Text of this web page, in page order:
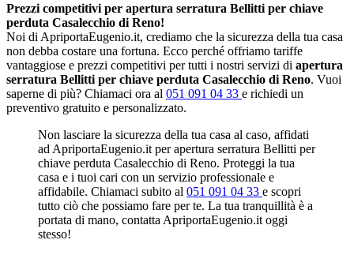
Prezzi competitivi per apertura serratura Bellitti per chiave
perduta Casalecchio di Reno!
Noi di ApriportaEugenio.it, crediamo che la sicurezza della tua casa
non debba costare una fortuna. Ecco perché offriamo tariffe
vantaggiose e prezzi competitivi per tutti i nostri servizi di apertura
serratura Bellitti per chiave perduta Casalecchio di Reno. Vuoi
saperne di più? Chiamaci ora al 051 091 04 33 e richiedi un
preventivo gratuito e personalizzato.
Non lasciare la sicurezza della tua casa al caso, affidati
ad ApriportaEugenio.it per apertura serratura Bellitti per
chiave perduta Casalecchio di Reno. Proteggi la tua
casa e i tuoi cari con un servizio professionale e
affidabile. Chiamaci subito al 051 091 04 33 e scopri
tutto ciò che possiamo fare per te. La tua tranquillità è a
portata di mano, contatta ApriportaEugenio.it oggi
stesso!